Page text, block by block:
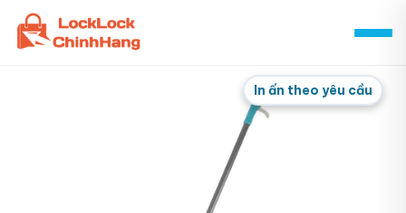
Skip
content
In ấn theo yêu cầu